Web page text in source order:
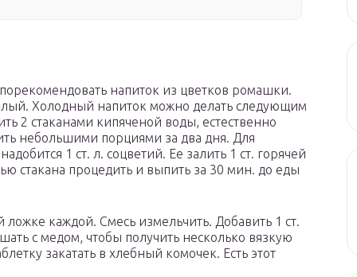
напиток из цветков ромашки.
Холодный напиток можно делать следующим
2 стаканами кипяченой воды, естественно
небольшими порциями за два дня. Для
1 ст. л. соцветий. Ее залить 1 ст. горячей
стакана процедить и выпить за 30 мин. до еды
каждой. Смесь измельчить. Добавить 1 ст.
с медом, чтобы получить несколько вязкую
закатать в хлебный комочек. Есть этот